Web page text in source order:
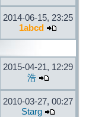
2014-06-15, 23:25
1abcd
2015-04-21, 12:29
浩
2010-03-27, 00:27
Starg